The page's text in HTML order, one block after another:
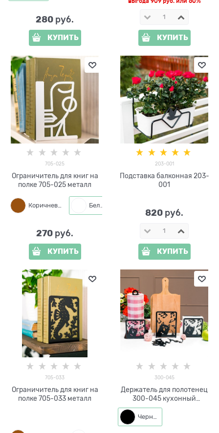
280 руб.
КУПИТЬ КУПИТЬ
705-025
Ограничитель для книг на
полке 705-025 металл
Коричневый Белый
270 руб.
КУПИТЬ
203-001
Подставка балконная 203-
001
820 руб.
КУПИТЬ
705-033
Ограничитель для книг на
полке 705-033 металл
300-045
Держатель для полотенец
300-045 кухонный
настольный
Черный